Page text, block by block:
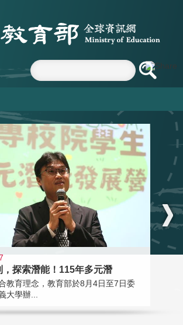
，探索潛能！115年多元潛
教育理念，教育部於8月4日至7日委
大學辦...